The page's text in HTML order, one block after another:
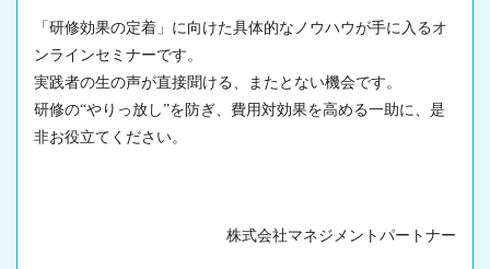
「 研修効果の定着 」に向けた具体的なノウハウが手に入るオ
ンラインセミナーです。
実践者の生の声が直接聞ける、またとない機会です。
研修の“やりっ放し”を防ぎ、費用対効果を高める一助に、是
非お役立てください。
株式会社マネジメントパートナー